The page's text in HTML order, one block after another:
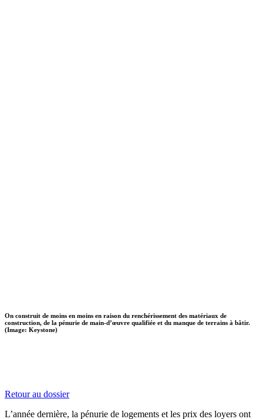
On construit de moins en moins en raison du renchérissement des matériaux de
construction, de la pénurie de main-d’œuvre qualifiée et du manque de terrains à bâtir.
(Image: Keystone)
Retour au dossier
L’année dernière, la pénurie de logements et les prix des loyers ont